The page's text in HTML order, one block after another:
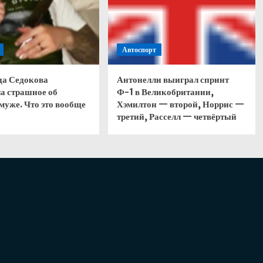
Седокова
страшное об
Что это вообще
Автоспорт
Антонелли выиграл спринт
Ф-1 в Великобритании,
Хэмилтон — второй, Норрис —
третий, Расселл — четвёртый